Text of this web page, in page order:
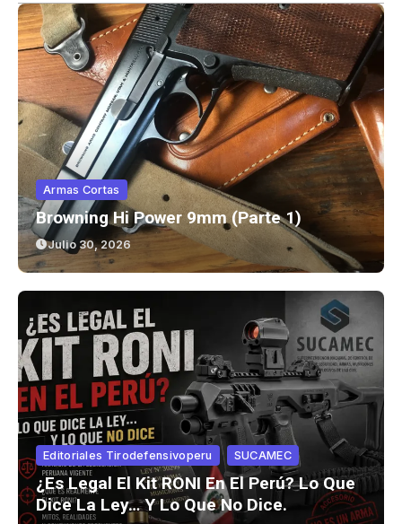
Armas Cortas
Browning Hi Power 9mm (parte 1)
Julio 30, 2026
Editoriales Tirodefensivoperu SUCAMEC
¿Es Legal El Kit RONI En El Perú? Lo Que
Dice La Ley… Y Lo Que No Dice.